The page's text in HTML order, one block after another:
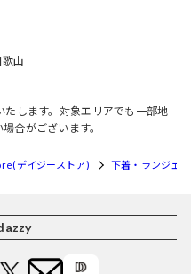
山
します。対象エリアでも一部地
合がございます。
デイジーストア) 下着・ランジェ